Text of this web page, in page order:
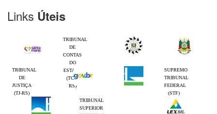
Links Úteis
TRIBUNAL
DE
CONTAS
DO
ESTADO
(TCE-
RS)
TRIBUNAL
DE
JUSTIÇA
(TJ-RS)
SUPREMO
TRIBUNAL
FEDERAL
(STF)
TRIBUNAL
SUPERIOR